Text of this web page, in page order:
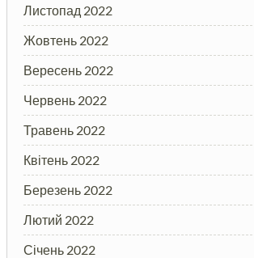
Листопад 2022
Жовтень 2022
Вересень 2022
Червень 2022
Травень 2022
Квітень 2022
Березень 2022
Лютий 2022
Січень 2022